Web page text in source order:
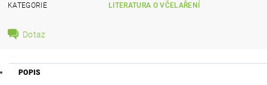
KATEGORIE
LITERATURA O VČELAŘENÍ
Dotaz
POPIS